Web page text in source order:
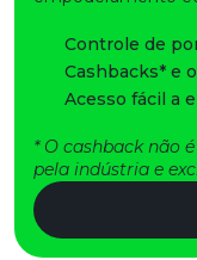
Controle de
Cashbacks* e
Acesso fácil a
* O cashback não
pela indústria e